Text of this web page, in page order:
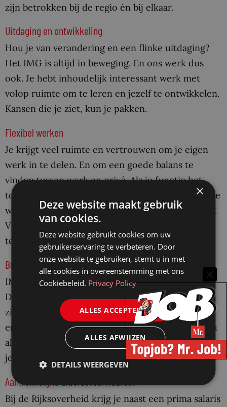
zijn betrokken bij de regio én bij elkaar.
Uitdaging en ontwikkeling
Hou je van verandering en een flinke uitdaging?
Het IMG is altijd in beweging. En ons werk dus
ook. Je hebt inhoudelijk interessant werk met
volop ruimte om te leren en jezelf te ontwikkelen.
Kansen die je ziet, kun je pakken.
Flexibel werken
Je krijgt veel ruimte en vertrouwen om je eigen
werk in te delen. En om een goede balans te
vinden tussen werk en privé. Als je functie het
toelaat, kun je flexibel werken. Je kiest zelf waar je
werkt, thuis of op kantoor in Groningen of Assen.
Vaak werk je 1 of 2 dagen per week samen met je
team op kantoor.
Betrokken collega’s
IMG’ers hebben hart voor de Groningers en
Drenten, maar ook voor elkaar. Collega’s voelen
zich verbonden met elkaar en er heerst een fijne
en informele werksfeer. Er is veel ruimte voor jou
als persoon en we vinden het belangrijk dat jij
jezelf kunt zijn.
Aantrekkelijke arbeidsvoorwaarden
Bij de Rijksoverheid krijg je naast een prima salaris
×
Deze website maakt gebruik
van cookies.
Deze website gebruikt cookies om uw
gebruikerservaring te verbeteren. Door
onze website te gebruiken, stemt u in met
alle cookies in overeenstemming met ons
Cookiebeleid. Privacy Policy
ALLES ACCEPTEREN
ALLES AFWIJZEN
DETAILS WEERGEVEN